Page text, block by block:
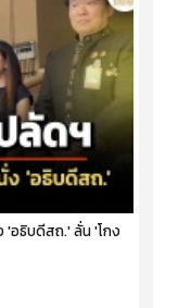
'อธิบดีสถ.' ลั่น 'โกง